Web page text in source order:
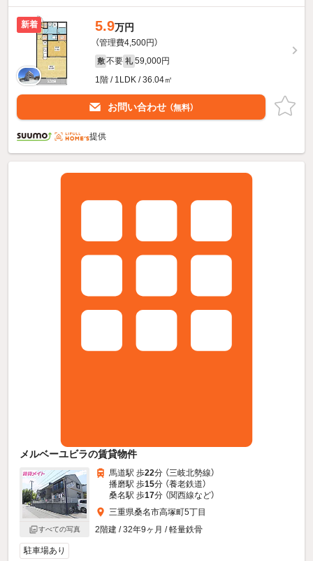
新着 5.9万円
（管理費4,500円）
敷 不要 礼 59,000円
1階 / 1LDK / 36.04㎡
お問い合わせ （無料）
提供
メルベーユビラの賃貸物件
すべての写真
馬道駅 歩22分 （三岐北勢線）
播磨駅 歩15分 （養老鉄道）
桑名駅 歩17分 （関西線など）
三重県桑名市高塚町5丁目
2階建 / 32年9ヶ月 / 軽量鉄骨
駐車場あり